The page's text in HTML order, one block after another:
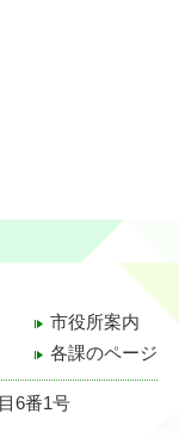
市役所案内
各課のページ
6番1号